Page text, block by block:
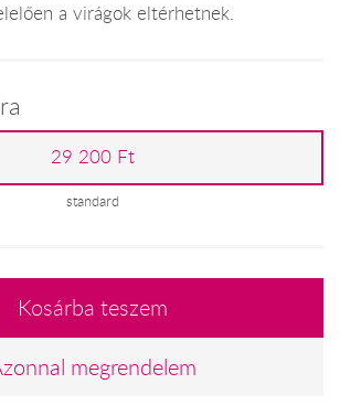
a virágok eltérhetnek.
29 200 Ft
standard
Kosárba teszem
megrendelem